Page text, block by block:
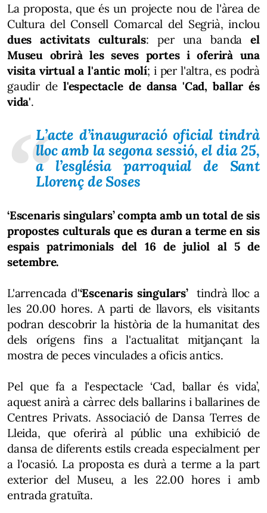
La proposta, que és un projecte nou de l'àrea de
Cultura del Consell Comarcal del Segrià, inclou
dues activitats culturals: per una bandael
Museu obrirà les seves portes i oferirà una
visita virtual a l'antic molí; i per l'altra, es podrà
gaudir de l'espectacle de dansa 'Cad, ballar és
vida'.
L’acte d’inauguració oficial tindrà
lloc amb la segona sessió, el dia 25,
a l’església parroquial de Sant
Llorenç de Soses
‘Escenaris singulars’ compta amb un total de sis
propostes culturals que es duran a terme en sis
espais patrimonials del 16 de juliol al 5 de
setembre.
L'arrencada d'‘Escenaris singulars’ tindrà lloc a
les 20.00 hores. A parti de llavors, els visitants
podran descobrir la història de la humanitat des
dels orígens fins a l'actualitat mitjançant la
mostra de peces vinculades a oficis antics.
Pel que fa a l'espectacle ‘Cad, ballar és vida’,
aquest anirà a càrrec dels ballarins i ballarines de
Centres Privats. Associació de Dansa Terres de
Lleida, que oferirà al públic una exhibició de
dansa de diferents estils creada especialment per
a l'ocasió. La proposta es durà a terme a la part
exterior del Museu, a les 22.00 hores i amb
entrada gratuïta.